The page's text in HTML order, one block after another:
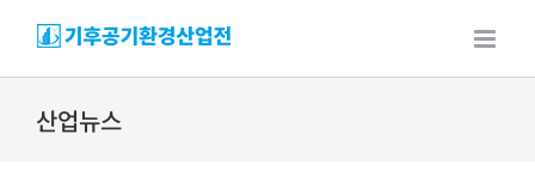
content
산업뉴스